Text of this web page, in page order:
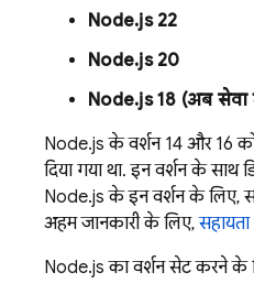
Node.js 22
Node.js 20
Node.js 18 (अब सेवा
Node.js के वर्शन 14 और 16
दिया गया था. इन वर्शन के साथ
Node.js के इन वर्शन के लिए,
अहम जानकारी के लिए,
Node.js का वर्शन सेट करने के